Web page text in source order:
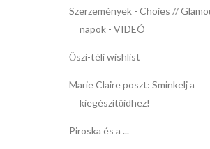
Szerzemények - Choies //
napok - VIDEÓ
Őszi-téli wishlist
Marie Claire poszt: Sminkelj a
kiegészítőidhez!
Piroska és a ...